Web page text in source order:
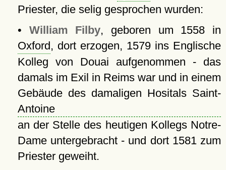
Priester, die selig gesprochen wurden:
• William Filby, geboren um 1558 in
Oxford, dort erzogen, 1579 ins Englische
Kolleg von Douai aufgenommen - das
damals im Exil in Reims war und in einem
Gebäude des damaligen Hositals Saint-
Antoine
an der Stelle des heutigen Kollegs Notre-
Dame untergebracht - und dort 1581 zum
Priester geweiht.